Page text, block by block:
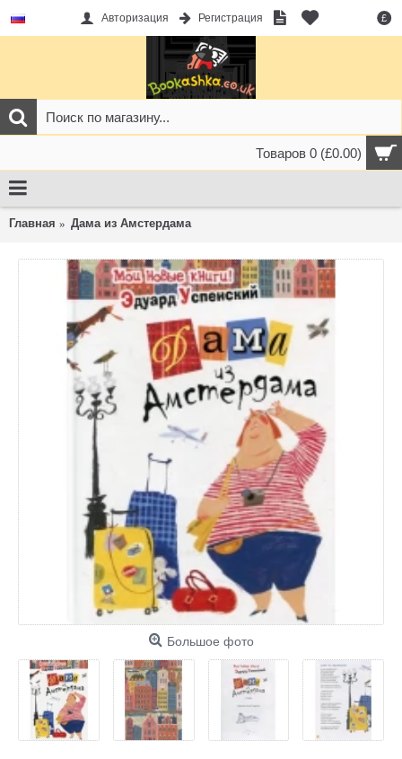
£
Авторизация Регистрация
Товаров 0 (£0.00)
Главная Дама из Амстердама
Большое фото